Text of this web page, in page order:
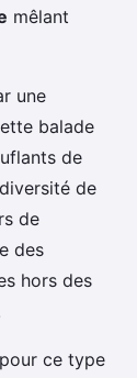
mêlant
une
balade
de
de
de
des
hors des
ce type